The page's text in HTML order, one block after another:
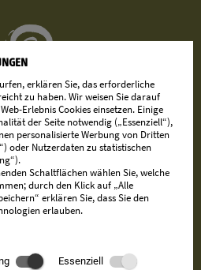
0473 923431
erklären Sie, das erforderliche
zu haben. Wir weisen Sie darauf
Erlebnis Cookies einsetzen. Einige
der Seite notwendig („Essenziell“),
personalisierte Werbung von Dritten
oder Nutzerdaten zu statistischen
Schaltflächen wählen Sie, welche
durch den Klick auf „Alle
erklären Sie, dass Sie den
erlauben.
Essenziell